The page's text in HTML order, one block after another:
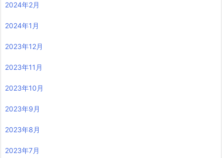
2024年2月
2024年1月
2023年12月
2023年11月
2023年10月
2023年9月
2023年8月
2023年7月